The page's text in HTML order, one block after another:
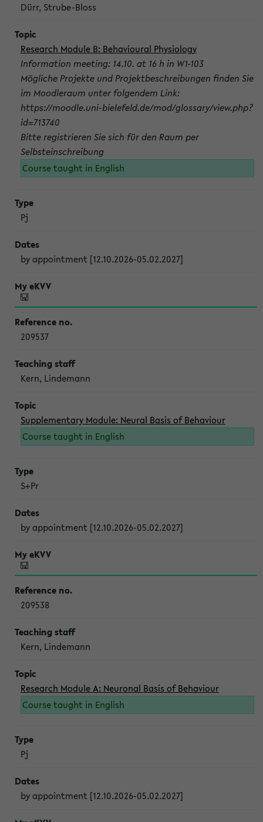
Dürr, Strube-Bloss
Research Module B: Behavioural Physiology
Information meeting: 14.10. at 16 h in W1-103
Mögliche Projekte und Projektbeschreibungen finden Sie
im Moodleraum unter folgendem Link:
https://moodle.uni-bielefeld.de/mod/glossary/view.php?
id=713740
Bitte registrieren Sie sich für den Raum per
Selbsteinschreibung
Course taught in English
Pj
by appointment [12.10.2026-05.02.2027]
209537
Kern, Lindemann
Supplementary Module: Neural Basis of Behaviour
Course taught in English
S+Pr
by appointment [12.10.2026-05.02.2027]
209538
Kern, Lindemann
Research Module A: Neuronal Basis of Behaviour
Course taught in English
Pj
by appointment [12.10.2026-05.02.2027]